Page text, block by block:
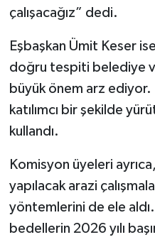
çalışacağız” dedi.
Eşbaşkan Ümit Keser
doğru tespiti belediye
büyük önem arz
katılımcı bir şekilde
kullandı.
Komisyon üyeleri
yapılacak arazi
yöntemlerini de ele
bedellerin 2026 yılı